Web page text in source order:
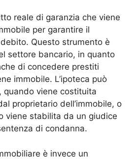
reale di garanzia che viene
per garantire il
Questo strumento è
settore bancario, in quanto
di concedere prestiti
immobile. L’ipoteca può
quando viene costituita
proprietario dell’immobile, o
viene stabilita da un giudice
di condanna.
è invece un